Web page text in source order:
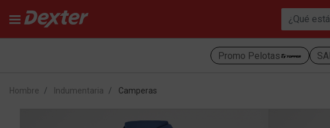
Promo Pelotas
Hombre Indumentaria Camperas